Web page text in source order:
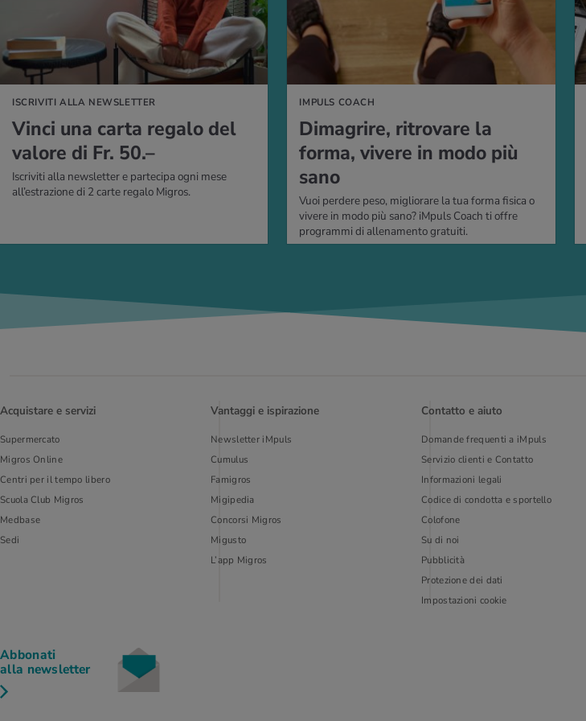
ISCRIVITI ALLA NEWSLETTER
Vinci una carta re­ga­lo del
va­lo­re di Fr. 50.–
Iscriviti alla newsletter e partecipa ogni mese
all’estrazione di 2 carte regalo Migros.
IMPULS COACH
Di­ma­gri­re, ri­tro­va­re la
forma, vi­ve­re in modo più
sano
Vuoi perdere peso, migliorare la tua forma fisica o
vivere in modo più sano? iMpuls Coach ti offre
programmi di allenamento gratuiti.
Acquistare e servizi
Supermercato
Migros Online
Centri per il tempo libero
Scuola Club Migros
Medbase
Sedi
Vantaggi e ispirazione
Newsletter iMpuls
Cumulus
Famigros
Migipedia
Concorsi Migros
Migusto
L’app Migros
Contatto e aiuto
Domande frequenti a iMpuls
Servizio clienti e Contatto
Informazioni legali
Codice di condotta e sportello
Colofone
Su di noi
Pubblicità
Protezione dei dati
Impostazioni cookie
Abbonati
alla newsletter